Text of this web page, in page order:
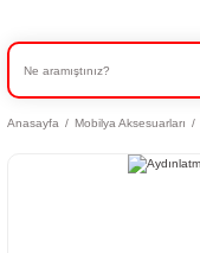
Anasayfa Mobilya Aksesuarları